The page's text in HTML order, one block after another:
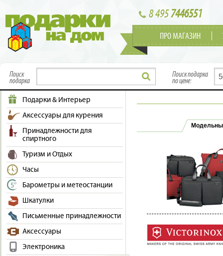
8 4957446551
ПРО МАГАЗИН
Поиск
подарка
Поиск подарка
по цене:
Подарки & Интерьер
Аксессуары для курения
Принадлежности для
спиртного
Туризм и Отдых
Часы
Барометры и метеостанции
Шкатулки
Письменные принадлежности
Аксессуары
Электроника